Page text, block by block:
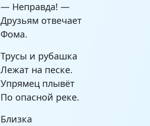
— Неправда! —
Друзьям отвечает
Фома.
Трусы и рубашка
Лежат на песке.
Упрямец плывёт
По опасной реке.
Близка